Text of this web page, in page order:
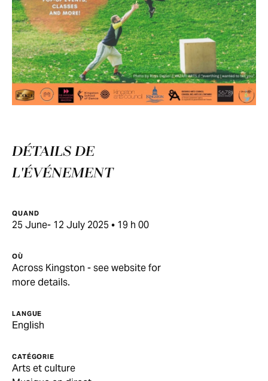
DÉTAILS DE
L'ÉVÉNEMENT
QUAND
25 June- 12 July 2025 • 19 h 00
OÙ
Across Kingston - see website for
more details.
LANGUE
English
CATÉGORIE
Arts et culture